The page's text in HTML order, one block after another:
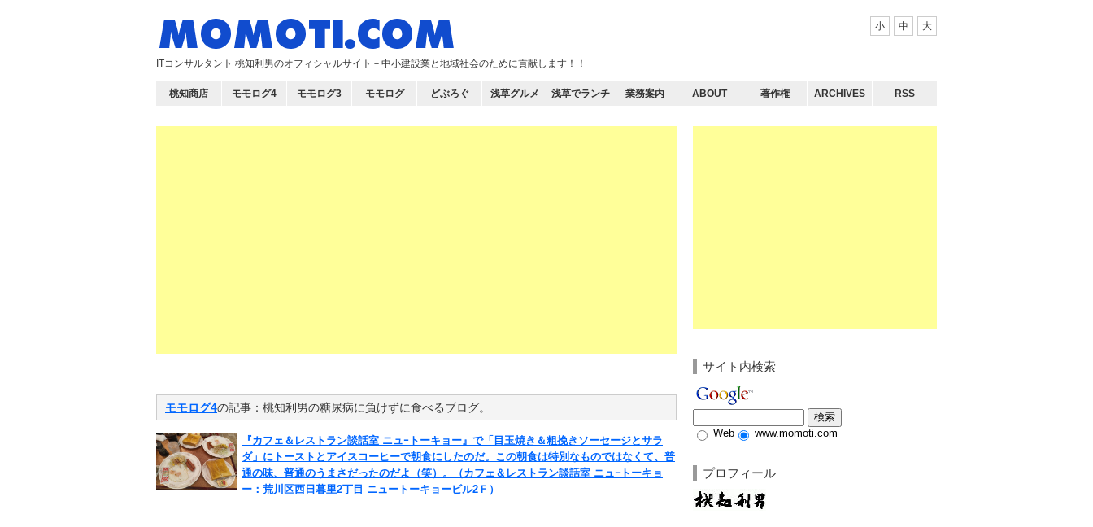
ITコンサルタント 桃知利男のオフィシャルサイト－中小建設業と地域社会のために貢献します！！
桃知商店 モモログ4 モモログ3 モモログ どぶろぐ 浅草グルメ 浅草でランチ 業務案内 ABOUT 著作権 ARCHIVES RSS
小 中 大
モモログ4の記事：桃知利男の糖尿病に負けずに食べるブログ。
『カフェ＆レストラン談話室 ニュｰトーキョー』で「目玉焼き＆粗挽きソーセージとサラ
ダ」にトーストとアイスコーヒーで朝食にしたのだ。この朝食は特別なものではなくて、普
通の味、普通のうまさだったのだよ（笑）。（カフェ＆レストラン談話室 ニュｰトーキョ
ー：荒川区西日暮里2丁目 ニュートーキョービル2Ｆ）
サイト内検索
Web www.momoti.com
プロフィール